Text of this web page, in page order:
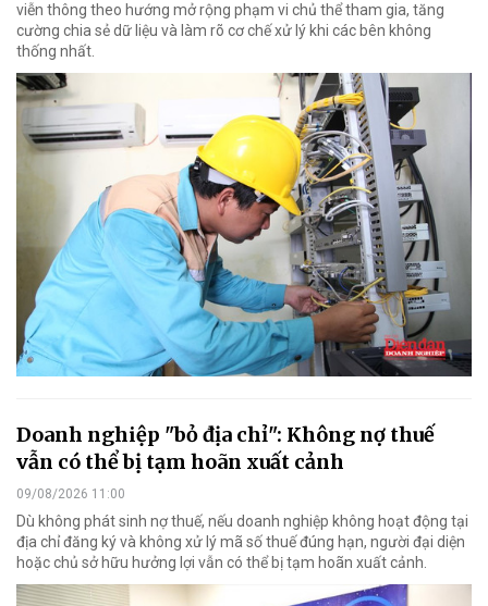
viễn thông theo hướng mở rộng phạm vi chủ thể tham gia, tăng
cường chia sẻ dữ liệu và làm rõ cơ chế xử lý khi các bên không
thống nhất.
Doanh nghiệp "bỏ địa chỉ": Không nợ thuế
vẫn có thể bị tạm hoãn xuất cảnh
09/08/2026 11:00
Dù không phát sinh nợ thuế, nếu doanh nghiệp không hoạt động tại
địa chỉ đăng ký và không xử lý mã số thuế đúng hạn, người đại diện
hoặc chủ sở hữu hưởng lợi vẫn có thể bị tạm hoãn xuất cảnh.